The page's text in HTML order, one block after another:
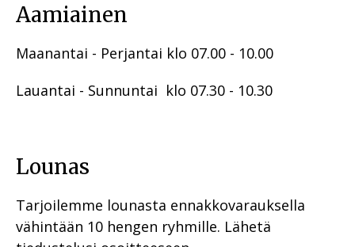
Aamiainen
Maanantai - Perjantai klo 07.00 - 10.00
Lauantai - Sunnuntai klo 07.30 - 10.30
Lounas
Tarjoilemme lounasta ennakkovarauksella
vähintään 10 hengen ryhmille. Lähetä